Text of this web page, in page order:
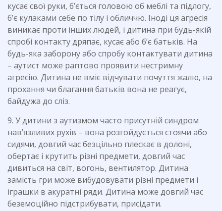
кусає свої руки, б’ється головою об меблі та підлогу,
б’є кулаками себе по тілу і обличчю. Іноді ця агресія
виникає проти інших людей, і дитина при будь-якій
спробі контакту дряпає, кусає або б’є батьків. На
будь-яка заборону або спробу контактувати дитина
– аутист може раптово проявити нестримну
агресію. Дитина не вміє відчувати почуття жалю, на
прохання чи благання батьків вона не реагує,
байдужа до сліз.
9. У дитини з аутизмом часто присутній синдром
нав’язливих рухів – вона розгойдується стоячи або
сидячи, довгий час безцільно плескає в долоні,
обертає і крутить різні предмети, довгий час
дивиться на світ, вогонь, вентилятор. Дитина
замість гри може вибудовувати різні предмети і
іграшки в акуратні ряди. Дитина може довгий час
беземоційно підстрибувати, присідати.